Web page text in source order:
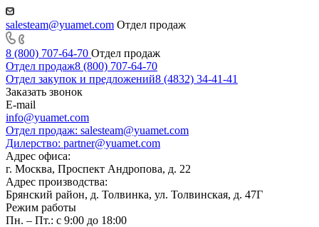
salesteam@yuamet.com Отдел продаж
8 (800) 707-64-70 Отдел продаж
Отдел продаж8 (800) 707-64-70
Отдел закупок и предложений8 (4832) 34-41-41
Заказать звонок
E-mail
info@yuamet.com
Отдел продаж: salesteam@yuamet.com
Дилерство: partner@yuamet.com
Адрес офиса:
г. Москва, Проспект Андропова, д. 22
Адрес производства:
Брянский район, д. Толвинка, ул. Толвинская, д. 47Г
Режим работы
Пн. – Пт.: с 9:00 до 18:00